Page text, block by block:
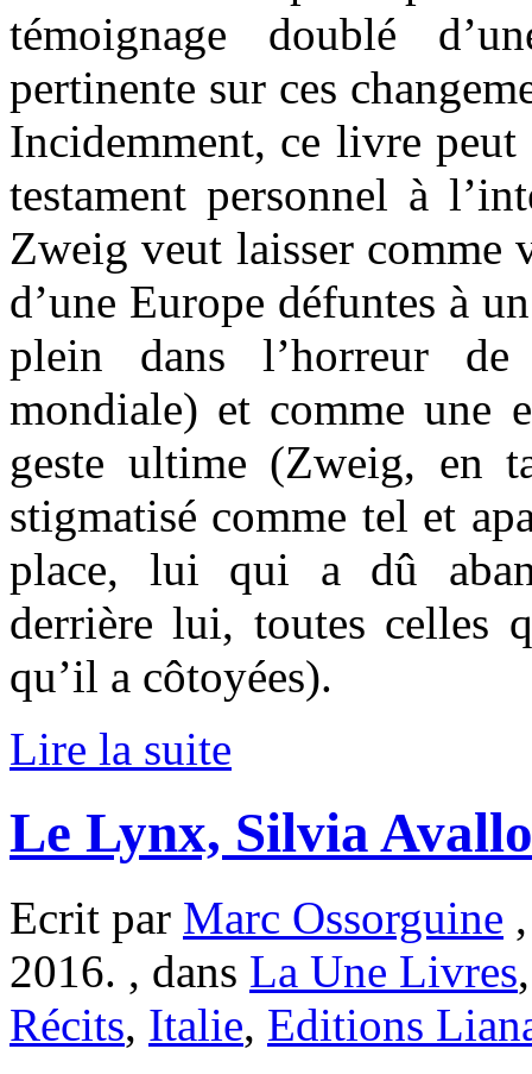
témoignage doublé
pertinente sur ces
Incidemment, ce livre
testament personnel à
Zweig veut laisser comme
d’une Europe défuntes à
plein dans l’horreur
mondiale) et comme une
geste ultime (Zweig, en
stigmatisé comme tel et
place, lui qui a dû
derrière lui, toutes celles
qu’il a côtoyées).
Lire la suite
Le Lynx, Silvia
Ecrit par Marc Ossorguine
2016. , dans La Une Livres
Récits, Italie, Editions